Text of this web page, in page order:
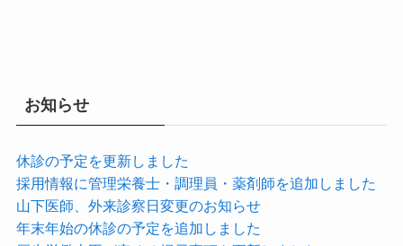
お知らせ
休診の予定を更新しました
採用情報に管理栄養士・調理員・薬剤師を追加しました
山下医師、外来診察日変更のお知らせ
年末年始の休診の予定を追加しました